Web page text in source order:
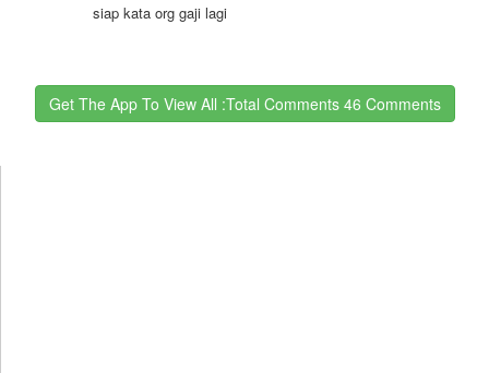
siap kata org gaji lagi
Get The App To View All :total Comments 46 Comments